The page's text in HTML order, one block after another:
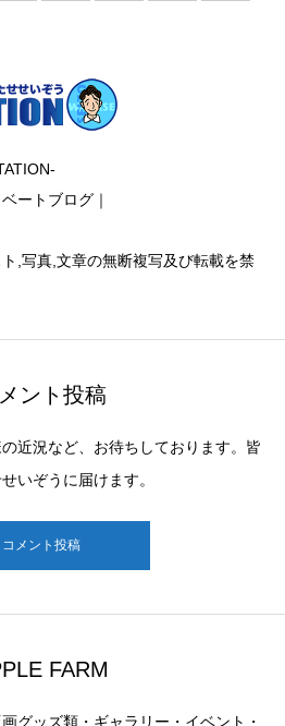
ートブログ｜
,写真,文章の無断複写及び転載を禁
ント投稿
近況など、お待ちしております。皆
いぞうに届けます。
コメント投稿
FARM
グッズ類・ギャラリー・イベント・